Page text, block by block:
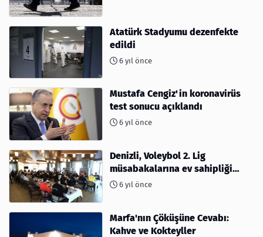
Atatürk Stadyumu dezenfekte
edildi
6 yıl önce
Mustafa Cengiz'in koronavirüs
test sonucu açıklandı
6 yıl önce
Denizli, Voleybol 2. Lig
müsabakalarına ev sahipliği
yapıyor
6 yıl önce
Marfa'nın Çöküşüne Cevabı:
Kahve ve Kokteyller